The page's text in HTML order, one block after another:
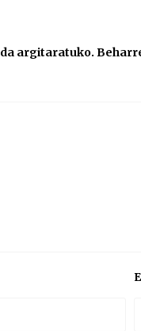
argitaratuko.